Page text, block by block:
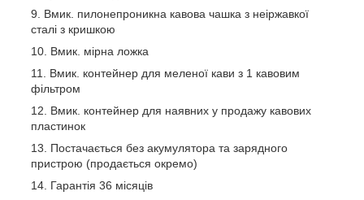
Вмик. пилонепроникна кавова чашка з неіржавкої
сталі з кришкою
Вмик. мірна ложка
Вмик. контейнер для меленої кави з 1 кавовим
фільтром
Вмик. контейнер для наявних у продажу кавових
пластинок
Постачається без акумулятора та зарядного
пристрою (продається окремо)
Гарантія 36 місяців